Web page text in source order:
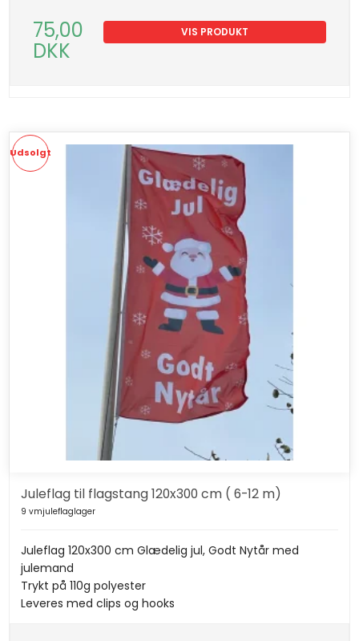
75,00
DKK
VIS PRODUKT
Udsolgt
Juleflag til flagstang 120x300 cm ( 6-12 m)
9 vmjuleflaglager
Juleflag 120x300 cm Glædelig jul, Godt Nytår med
julemand
Trykt på 110g polyester
Leveres med clips og hooks